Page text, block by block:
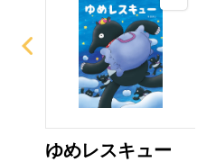
ゆめレスキュー